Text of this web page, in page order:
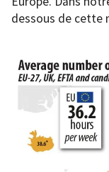
dessous de cette